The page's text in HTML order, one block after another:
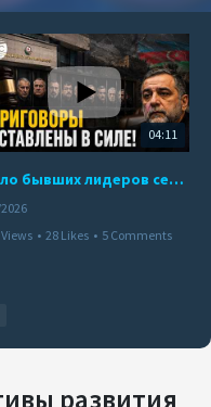
04:11
Дело бывших лидеров сепаратистского режима в Карабахе
• 28 Likes • 5 Comments
развития